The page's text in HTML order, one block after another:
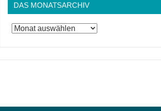
DAS MONATSARCHIV
Das